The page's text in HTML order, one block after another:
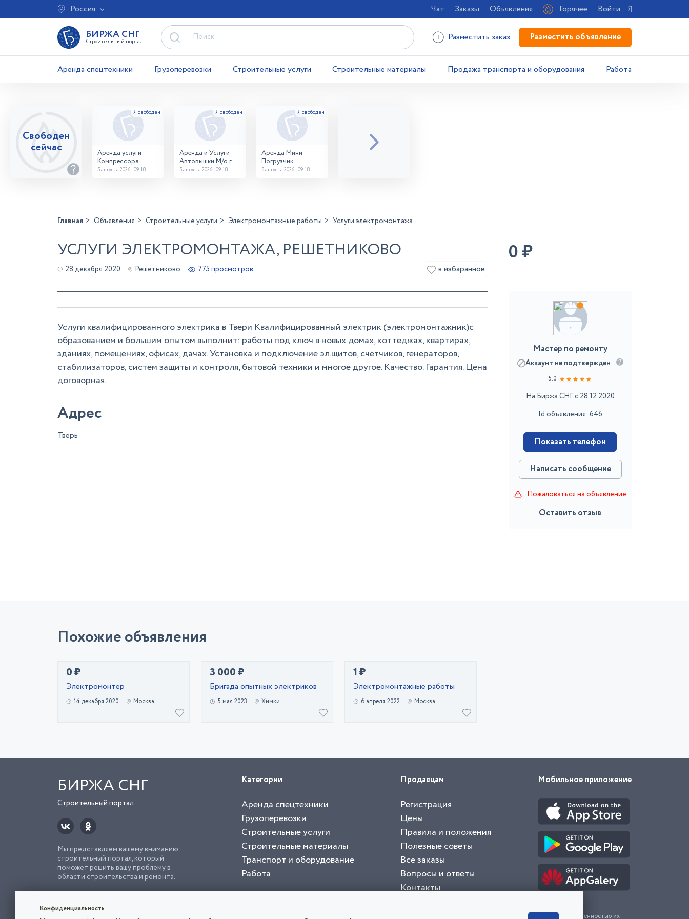
Россия Чат Заказы Объявления Горячее Войти
БИРЖА СНГ
Строительный портал Разместить заказ Разместить объявление
Аренда спецтехники Грузоперевозки Строительные услуги Строительные материалы Продажа транспорта и оборудования Работа
Свободен
сейчас
Аренда услуги
Компрессора
5 августа 2026 | 09:18
Аренда и Услуги
Автовышки М/о г.
Домодедово
5 августа 2026 | 09:18
Аренда Мини-
Погрузчик
5 августа 2026 | 09:18
Главная Объявления Строительные услуги Электромонтажные работы Услуги электромонтажа
УСЛУГИ ЭЛЕКТРОМОНТАЖА, РЕШЕТНИКОВО
28 декабря 2020 Решетниково 775 просмотров в избаранное
0₽
Услуги квалифицированного электрика в Твери Квалифицированный электрик (электромонтажник)с
образованием и большим опытом выполнит: работы под ключ в новых домах, коттеджах, квартирах,
зданиях, помещениях, офисах, дачах. Установка и подключение эл.щитов, счётчиков, генераторов,
стабилизаторов, систем защиты и контроля, бытовой техники и многое другое. Качество. Гарантия. Цена
договорная.
Адрес
Тверь
Мастер по ремонту
Аккаунт не подтвержден
5.0
На Биржа СНГ с 28.12.2020
Id объявления: 646
Показать телефон
Написать сообщение
Пожаловаться на объявление
Оставить отзыв
Похожие объявления
0 ₽
Электромонтер
14 декабря 2020 Москва
3 000 ₽
Бригада опытных электриков
5 мая 2023 Химки
1 ₽
Электромонтажные работы
6 апреля 2022 Москва
БИРЖА СНГ
Строительный портал
Мы представляем вашему вниманию
строительный портал, который
поможет решить вашу проблему в
области строительства и ремонта.
Категории
Аренда спецтехники
Грузоперевозки
Строительные услуги
Строительные материалы
Транспорт и оборудование
Работа
Продавцам
Регистрация
Цены
Правила и положения
Полезные советы
Все заказы
Вопросы и ответы
Контакты
Мобильное приложение
Использование сайта, в том числе подача объявлений, означает согласие с . Все логотипы и торговые марки представленные на сайте являются собственностью их
Конфиденциальность